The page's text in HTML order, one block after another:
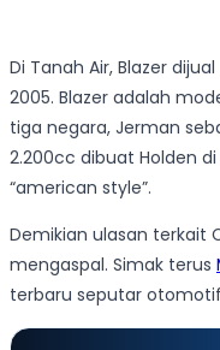
Di Tanah Air, Blazer
2005. Blazer adalah
tiga negara, Jerman
2.200cc dibuat Holden
“american style”.
Demikian ulasan terkait
mengaspal. Simak terus
terbaru seputar